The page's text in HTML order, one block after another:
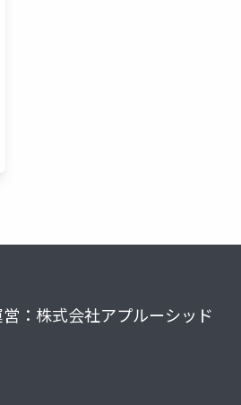
：株式会社アプルーシッド